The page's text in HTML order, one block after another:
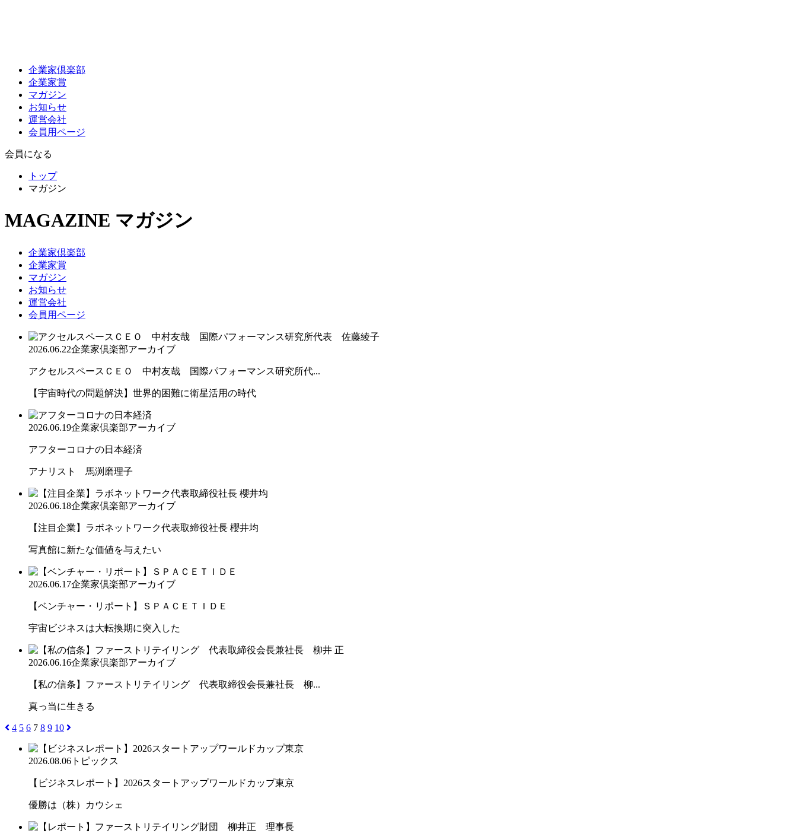
企業家倶楽部
企業家賞
マガジン
お知らせ
運営会社
会員用ページ
会員になる
トップ
マガジン
MAGAZINE マガジン
企業家倶楽部
企業家賞
マガジン
お知らせ
運営会社
会員用ページ
2026.06.22企業家倶楽部アーカイブ
アクセルスペースＣＥＯ 中村友哉 国際パフォーマンス研究所代...
【宇宙時代の問題解決】世界的困難に衛星活用の時代
2026.06.19企業家倶楽部アーカイブ
アフターコロナの日本経済
アナリスト 馬渕磨理子
2026.06.18企業家倶楽部アーカイブ
【注目企業】ラボネットワーク代表取締役社長 櫻井均
写真館に新たな価値を与えたい
2026.06.17企業家倶楽部アーカイブ
【ベンチャー・リポート】ＳＰＡＣＥＴＩＤＥ
宇宙ビジネスは大転換期に突入した
2026.06.16企業家倶楽部アーカイブ
【私の信条】ファーストリテイリング 代表取締役会長兼社長 柳...
真っ当に生きる
4 5 6 7 8 9 10
2026.08.06 トピックス
【ビジネスレポート】2026スタートアップワールドカップ東京
優勝は（株）カウシェ